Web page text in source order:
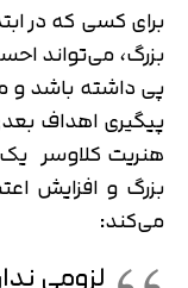
برای کسی که در
بزرگ، می‌تواند
پی داشته باشد
پیگیری اهداف
هنریت کلاوسر
بزرگ و افزایش
می‌کند:
لزومی